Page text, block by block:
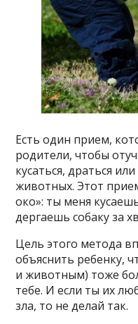
Есть один прием,
родители, чтобы
кусаться, драться
животных. Этот
око»: ты меня
дергаешь собаку за
Цель этого метода
объяснить ребенку,
и животным) тоже
тебе. И если ты их
зла, то не делай так.